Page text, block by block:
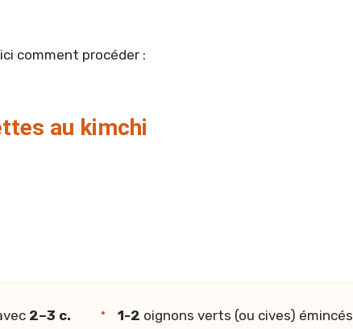
comment procéder :
au kimchi
2–3 c.
1-2 oignons verts (ou cives) émincés